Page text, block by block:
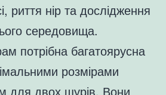
риття нір та дослідження
середовища.
потрібна багатоярусна
розмірами
для двох щурів. Вони